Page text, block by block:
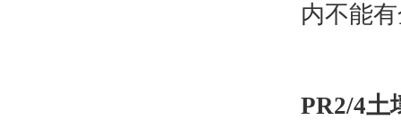
内不能
PR2/4土